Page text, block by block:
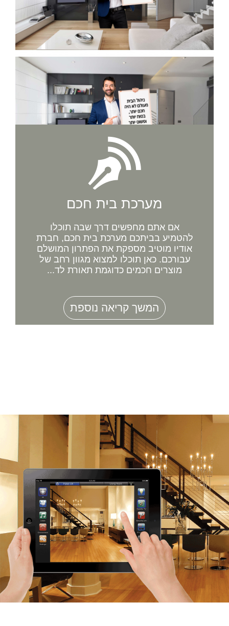
מערכת בית חכם
אם אתם מחפשים דרך שבה תוכלו
להטמיע בביתכם מערכת בית חכם, חברת
אודיו מוטיב מספקת את הפתרון המושלם
עבורכם. כאן תוכלו למצוא מגוון רחב של
מוצרים חכמים כדוגמת תאורת לד...
המשך קריאה נוספת